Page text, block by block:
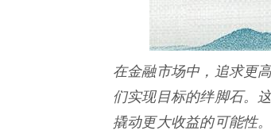
在金融市场中，追求更
们实现目标的绊脚石。
撬动更大收益的可能性